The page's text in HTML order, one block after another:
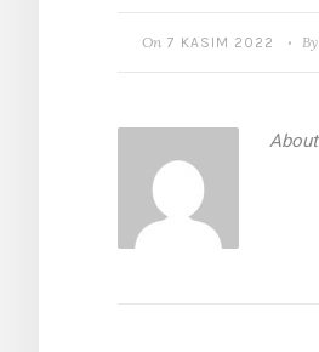
On 7 KASIM 2022 • By
About